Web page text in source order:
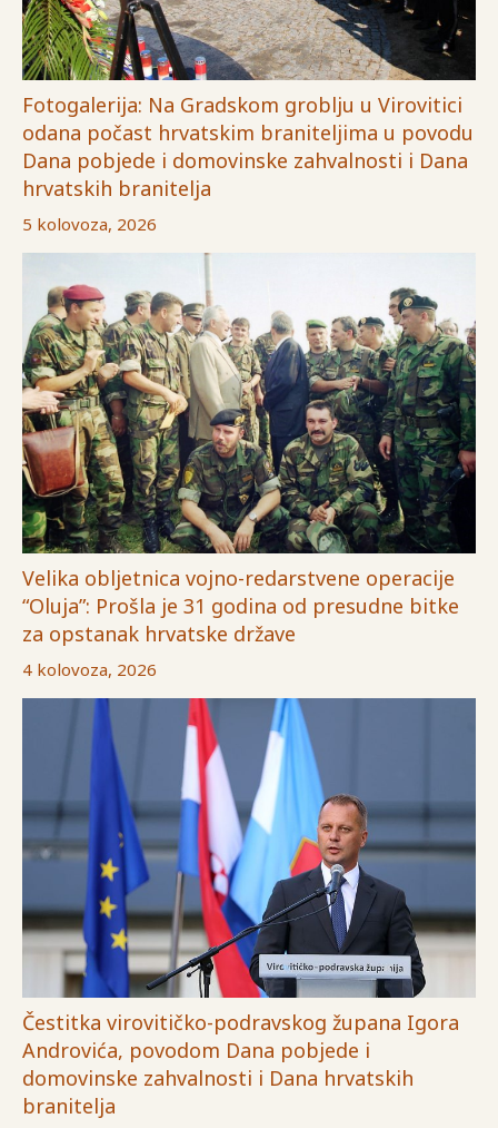
Fotogalerija: Na Gradskom groblju u Virovitici
odana počast hrvatskim braniteljima u povodu
Dana pobjede i domovinske zahvalnosti i Dana
hrvatskih branitelja
5 kolovoza, 2026
Velika obljetnica vojno-redarstvene operacije
“Oluja”: Prošla je 31 godina od presudne bitke
za opstanak hrvatske države
4 kolovoza, 2026
Čestitka virovitičko-podravskog župana Igora
Androvića, povodom Dana pobjede i
domovinske zahvalnosti i Dana hrvatskih
branitelja